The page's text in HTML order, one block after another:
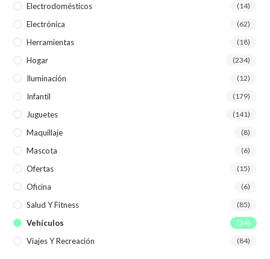
Electrodomésticos (14)
Electrónica (62)
Herramientas (18)
Hogar (234)
Iluminación (12)
Infantil (179)
Juguetes (141)
Maquillaje (8)
Mascota (6)
Ofertas (15)
Oficina (6)
Salud Y Fitness (85)
Vehículos (34)
Viajes Y Recreación (84)